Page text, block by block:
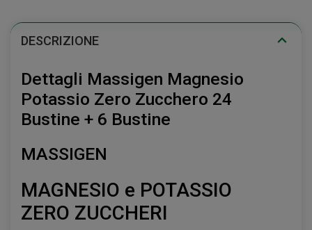
DESCRIZIONE
Dettagli Massigen Magnesio
Potassio Zero Zucchero 24
Bustine + 6 Bustine
MASSIGEN
MAGNESIO e POTASSIO
ZERO ZUCCHERI